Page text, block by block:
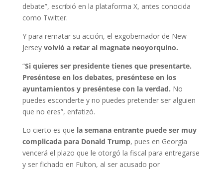
debate”, escribió en la plataforma X, antes conocida
como Twitter.
Y para rematar su acción, el exgobernador de New
Jerseyvolvió a retar al magnate neoyorquino.
“Si quieres ser presidente tienes que presentarte.
Preséntese en los debates, preséntese en los
ayuntamientos y preséntese con la verdad. No
puedes esconderte y no puedes pretender ser alguien
que no eres”, enfatizó.
Lo cierto es que la semana entrante puede ser muy
complicada para Donald Trump, pues en Georgia
vencerá el plazo que le otorgó la fiscal para entregarse
y ser fichado en Fulton, al ser acusado por